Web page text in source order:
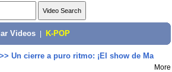
Videos K-POP
Un cierre a puro ritmo: ¡El show de Ma
More